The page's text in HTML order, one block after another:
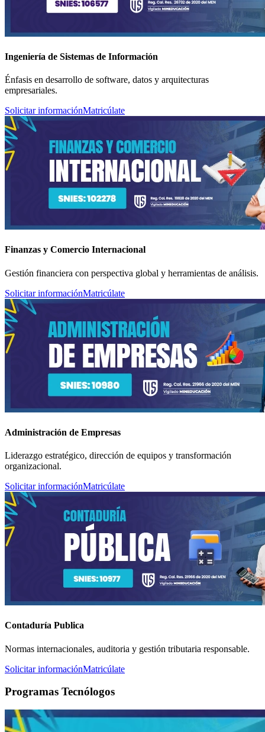
Ingeniería de Sistemas de Información
Énfasis en desarrollo de software, datos y arquitecturas
empresariales.
Solicitar informaciónMatricúlate
Finanzas y Comercio Internacional
Gestión financiera con perspectiva global y herramientas de análisis.
Solicitar informaciónMatricúlate
Administración de Empresas
Liderazgo estratégico, dirección de equipos y transformación
organizacional.
Solicitar informaciónMatricúlate
Contaduría Publica
Normas internacionales, auditoria y gestión tributaria responsable.
Solicitar informaciónMatricúlate
Programas Tecnólogos